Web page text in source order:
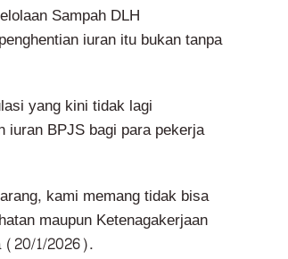
Sampah DLH
iuran itu bukan tanpa
yang kini tidak lagi
iuran BPJS bagi para pekerja
kami memang tidak bisa
maupun Ketenagakerjaan
(20/1/2026).